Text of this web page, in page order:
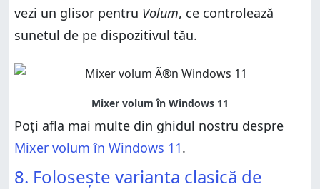
vezi un glisor pentru Volum, ce controlează
sunetul de pe dispozitivul tău.
Poți afla mai multe din ghidul nostru despre
Mixer volum în Windows 11.
8. Folosește varianta clasică de